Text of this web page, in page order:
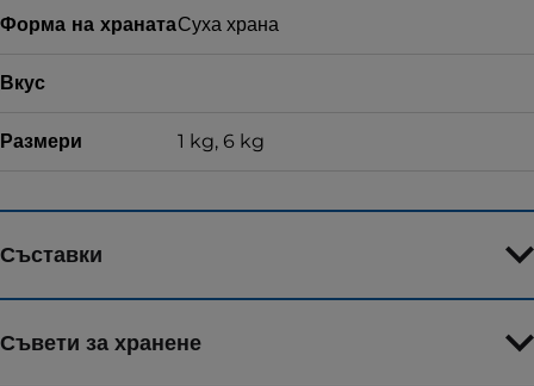
Форма на хранатаСуха храна
Вкус
Размери 1 kg, 6 kg
Съставки
Съвети за хранене